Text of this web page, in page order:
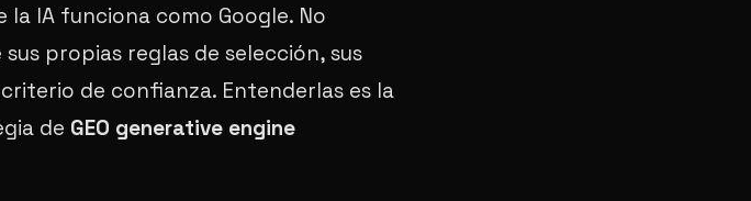
la IA funciona como Google. No
propias reglas de selección, sus
de confianza. Entenderlas es la
de GEO generative engine